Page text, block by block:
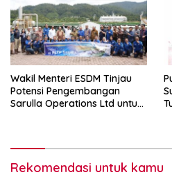
Wakil Menteri ESDM Tinjau
Potensi Pengembangan
Sarulla Operations Ltd untuk
Rekomendasi untuk kamu